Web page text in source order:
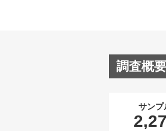
調査概要
サンプ